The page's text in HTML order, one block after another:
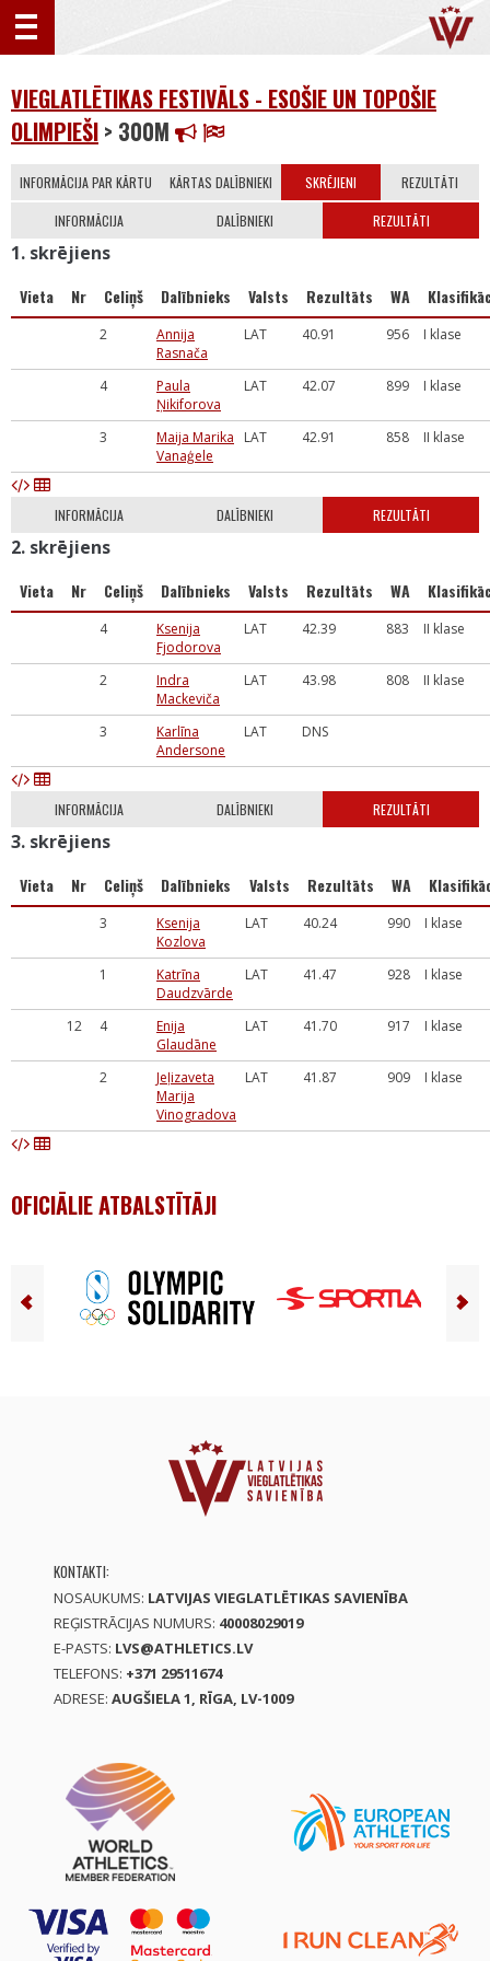
VIEGLATLĒTIKAS FESTIVĀLS - ESOŠIE UN TOPOŠIE
OLIMPIEŠI > 300M
INFORMĀCIJA PAR KĀRTU KĀRTAS DALĪBNIEKI SKRĒJIENI REZULTĀTI
INFORMĀCIJA DALĪBNIEKI REZULTĀTI
1. skrējiens
Vieta Nr Celiņš Dalībnieks Valsts Rezultāts WA
2
Annija
Rasnača
LAT 40.91 956 I klase
4
Paula
Ņikiforova
LAT 42.07 899 I klase
3
Maija Marika
Vanaģele
LAT 42.91 858 II klase
INFORMĀCIJA DALĪBNIEKI REZULTĀTI
2. skrējiens
Vieta Nr Celiņš Dalībnieks Valsts Rezultāts WA
4
Ksenija
Fjodorova
LAT 42.39 883 II klase
2
Indra
Mackeviča
LAT 43.98 808 II klase
3
Karlīna
Andersone
LAT DNS
INFORMĀCIJA DALĪBNIEKI REZULTĀTI
3. skrējiens
Vieta Nr Celiņš Dalībnieks Valsts Rezultāts WA
3
Ksenija
Kozlova
LAT 40.24 990 I klase
1
Katrīna
Daudzvārde
LAT 41.47 928 I klase
12 4
Enija
Glaudāne
LAT 41.70 917 I klase
2
Jeļizaveta
Marija
Vinogradova
LAT 41.87 909 I klase
OFICIĀLIE ATBALSTĪTĀJI
KONTAKTI:
NOSAUKUMS: LATVIJAS VIEGLATLĒTIKAS SAVIENĪBA
REĢISTRĀCIJAS NUMURS: 40008029019
E-PASTS: LVS@ATHLETICS.LV
TELEFONS: +371 29511674
ADRESE: AUGŠIELA 1, RĪGA, LV-1009